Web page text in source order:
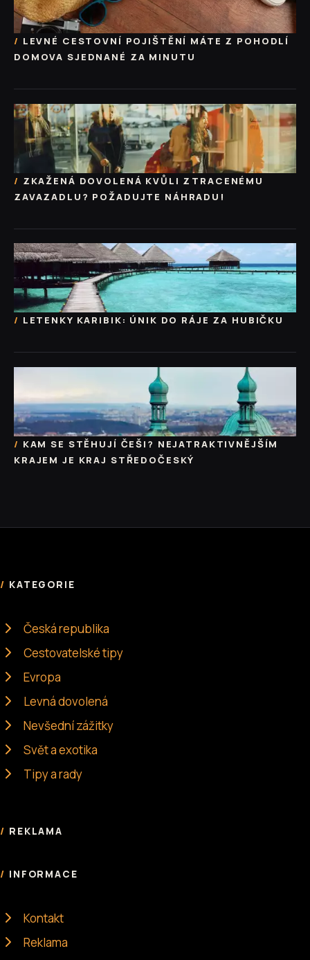
LEVNÉ CESTOVNÍ POJIŠTĚNÍ MÁTE Z POHODLÍ
DOMOVA SJEDNANÉ ZA MINUTU
ZKAŽENÁ DOVOLENÁ KVŮLI ZTRACENÉMU
ZAVAZADLU? POŽADUJTE NÁHRADU!
LETENKY KARIBIK: ÚNIK DO RÁJE ZA HUBIČKU
KAM SE STĚHUJÍ ČEŠI? NEJATRAKTIVNĚJŠÍM
KRAJEM JE KRAJ STŘEDOČESKÝ
KATEGORIE
Česká republika
Cestovatelské tipy
Evropa
Levná dovolená
Nevšední zážitky
Svět a exotika
Tipy a rady
REKLAMA
INFORMACE
Kontakt
Reklama